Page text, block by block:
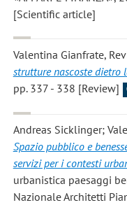
[Scientific article]
Valentina Gianfrate,
strutture nascoste dietro
pp. 337 - 338 [Review]
Andreas Sicklinger;
Spazio pubblico e
servizi per i contesti
urbanistica paesaggi
Nazionale Architetti